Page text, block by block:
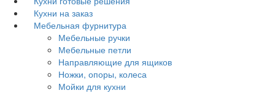
Кухни на заказ
Мебельная фурнитура
Мебельные ручки
Мебельные петли
Направляющие для ящиков
Ножки, опоры, колеса
Мойки для кухни